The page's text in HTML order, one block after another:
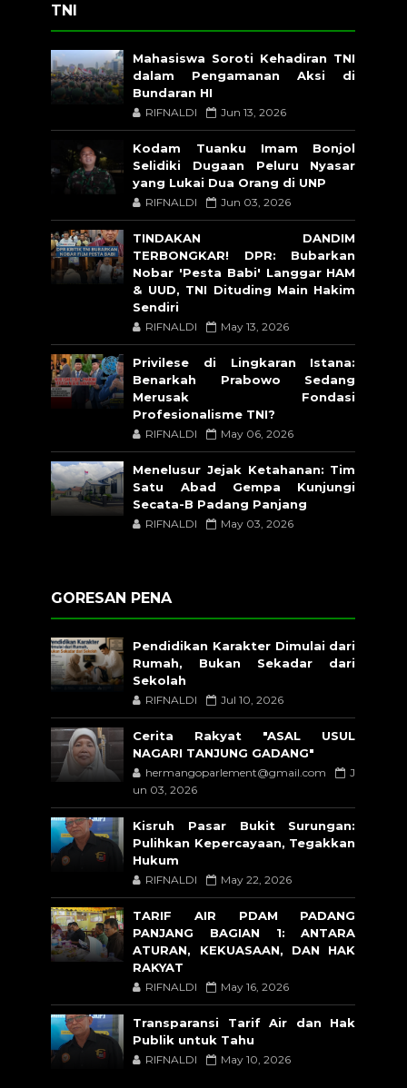
TNI
Mahasiswa Soroti Kehadiran TNI
dalam Pengamanan Aksi di
Bundaran HI
RIFNALDI Jun 13, 2026
Kodam Tuanku Imam Bonjol
Selidiki Dugaan Peluru Nyasar
yang Lukai Dua Orang di UNP
RIFNALDI Jun 03, 2026
TINDAKAN DANDIM
TERBONGKAR! DPR: Bubarkan
Nobar 'Pesta Babi' Langgar HAM
& UUD, TNI Dituding Main Hakim
Sendiri
RIFNALDI May 13, 2026
Privilese di Lingkaran Istana:
Benarkah Prabowo Sedang
Merusak Fondasi
Profesionalisme TNI?
RIFNALDI May 06, 2026
Menelusur Jejak Ketahanan: Tim
Satu Abad Gempa Kunjungi
Secata-B Padang Panjang
RIFNALDI May 03, 2026
GORESAN PENA
Pendidikan Karakter Dimulai dari
Rumah, Bukan Sekadar dari
Sekolah
RIFNALDI Jul 10, 2026
Cerita Rakyat "ASAL USUL
NAGARI TANJUNG GADANG"
hermangoparlement@gmail.com
J
un 03, 2026
Kisruh Pasar Bukit Surungan:
Pulihkan Kepercayaan, Tegakkan
Hukum
RIFNALDI May 22, 2026
TARIF AIR PDAM PADANG
PANJANG BAGIAN 1: ANTARA
ATURAN, KEKUASAAN, DAN HAK
RAKYAT
RIFNALDI May 16, 2026
Transparansi Tarif Air dan Hak
Publik untuk Tahu
RIFNALDI May 10, 2026